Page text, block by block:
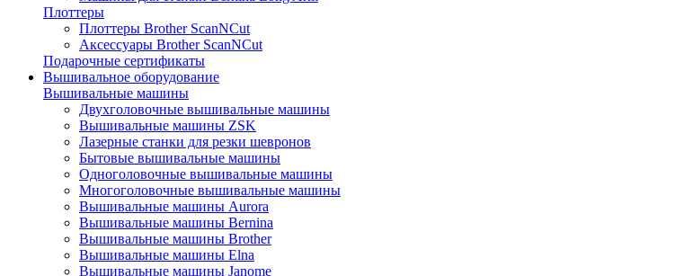
Плоттеры
Плоттеры Brother ScanNCut
Аксессуары Brother ScanNCut
Подарочные сертификаты
Вышивальное оборудование
Вышивальные машины
Двухголовочные вышивальные машины
Вышивальные машины ZSK
Лазерные станки для резки шевронов
Бытовые вышивальные машины
Одноголовочные вышивальные машины
Многоголовочные вышивальные машины
Вышивальные машины Aurora
Вышивальные машины Bernina
Вышивальные машины Brother
Вышивальные машины Elna
Вышивальные машины Janome